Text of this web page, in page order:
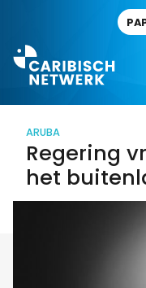
ARUBA
Regering
het